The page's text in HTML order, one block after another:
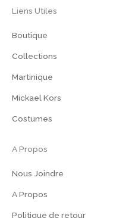
Liens Utiles
Boutique
Collections
Martinique
Mickael Kors
Costumes
A Propos
Nous Joindre
A Propos
Politique de retour